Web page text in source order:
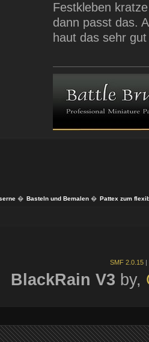
Festkleben
dann passt das.
haut das sehr
� Basteln und Bemalen� Pattex zum
SMF 2.0.15 |
BlackRain V3 by,